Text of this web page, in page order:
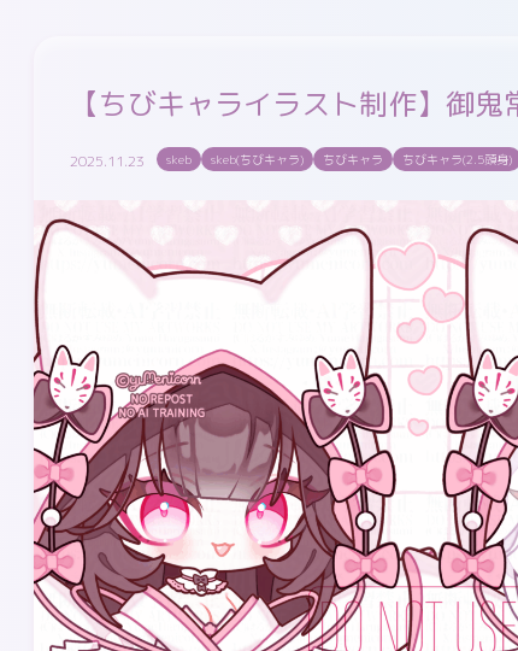
pixivFANBOX WORKS
Cara
pixiv misskey
【ちびキャライラスト制作】御鬼
2025.11.23 skeb skeb(ちびキャラ) ちびキャラ ちびキャラ(2.5頭身)